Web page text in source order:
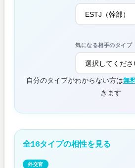
気になる相手のタイプ
自分のタイプがわからない方は無
きます
全16タイプの相性を見る
外交官